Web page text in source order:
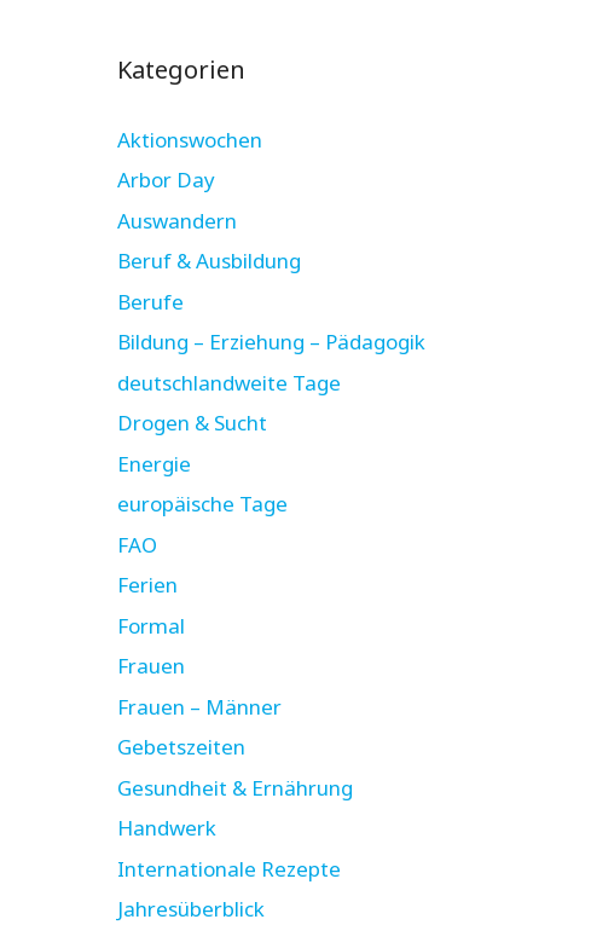
Kategorien
Aktionswochen
Arbor Day
Auswandern
Beruf & Ausbildung
Berufe
Bildung – Erziehung – Pädagogik
deutschlandweite Tage
Drogen & Sucht
Energie
europäische Tage
FAO
Ferien
Formal
Frauen
Frauen – Männer
Gebetszeiten
Gesundheit & Ernährung
Handwerk
Internationale Rezepte
Jahresüberblick